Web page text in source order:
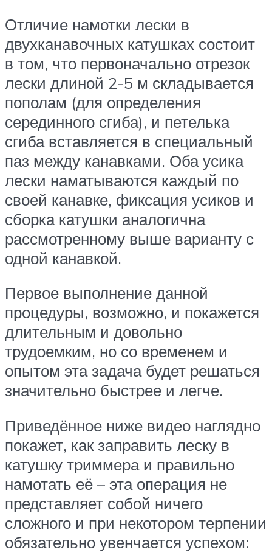
Отличие намотки лески в
двухканавочных катушках состоит
в том, что первоначально отрезок
лески длиной 2-5 м складывается
пополам (для определения
серединного сгиба), и петелька
сгиба вставляется в специальный
паз между канавками. Оба усика
лески наматываются каждый по
своей канавке, фиксация усиков и
сборка катушки аналогична
рассмотренному выше варианту с
одной канавкой.
Первое выполнение данной
процедуры, возможно, и покажется
длительным и довольно
трудоемким, но со временем и
опытом эта задача будет решаться
значительно быстрее и легче.
Приведённое ниже видео наглядно
покажет, как заправить леску в
катушку триммера и правильно
намотать её – эта операция не
представляет собой ничего
сложного и при некотором терпении
обязательно увенчается успехом: